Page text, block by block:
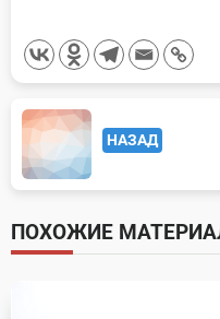
<span
class="nav-
subtitle
screen-
reader-
НАЗАД
ПОХОЖИЕ